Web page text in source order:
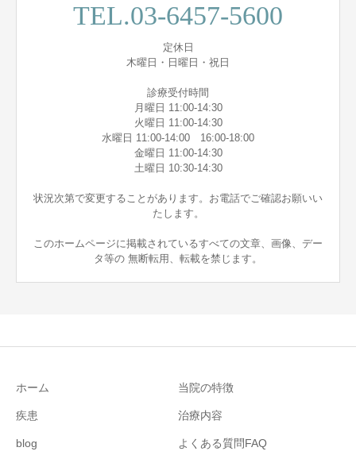
TEL.03-6457-5600
定休日
木曜日・日曜日・祝日
診療受付時間
月曜日 11:00-14:30
火曜日 11:00-14:30
水曜日 11:00-14:00 16:00-18:00
金曜日 11:00-14:30
土曜日 10:30-14:30
状況次第で変更することがあります。お電話でご確認お願いい
たします。
このホームページに掲載されているすべての文章、画像、デー
タ等の 無断転用、転載を禁じます。
ホーム 当院の特徴
疾患 治療内容
blog よくある質問FAQ